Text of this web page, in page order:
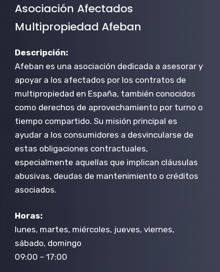
Asociación Afectados
Multipropiedad Afeban
Descripción:
Afeban es una asociación dedicada a asesorar y
apoyar a los afectados por los contratos de
multipropiedad en España, también conocidos
como derechos de aprovechamiento por turno o
tiempo compartido. Su misión principal es
ayudar a los consumidores a desvincularse de
estas obligaciones contractuales,
especialmente aquellas que implican cláusulas
abusivas, deudas de mantenimiento o créditos
asociados.
Horas:
lunes, martes, miércoles, jueves, viernes,
sábado, domingo
09:00 – 17:00